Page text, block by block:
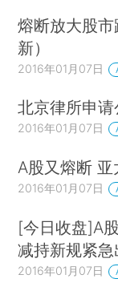
熔断放大股
新）
2016年01月07日
北京律所申
2016年01月07日
A股又熔断
2016年01月07日
[今日收盘]A
减持新规紧急
2016年01月07日